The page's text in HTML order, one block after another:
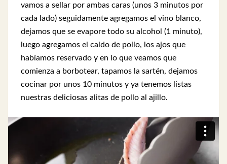
vamos a sellar por ambas caras (unos 3 minutos por
cada lado) seguidamente agregamos el vino blanco,
dejamos que se evapore todo su alcohol (1 minuto),
luego agregamos el caldo de pollo, los ajos que
habíamos reservado y en lo que veamos que
comienza a borbotear, tapamos la sartén, dejamos
cocinar por unos 10 minutos y ya tenemos listas
nuestras deliciosas alitas de pollo al ajillo.